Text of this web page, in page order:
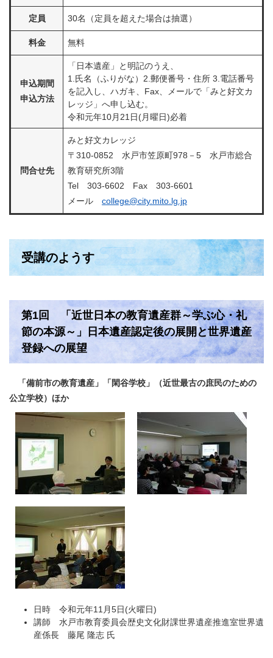
定員 30名（定員を超えた場合は抽選）
料金 無料
申込期間
申込方法
「日本遺産」と明記のうえ、
​1.氏名（ふりがな）2.郵便番号・住所 3.電話番号
を記入し、ハガキ、Fax、メールで「みと好文カ
レッジ」へ申し込む。
令和元年10月21日(月曜日)必着
問合せ先
みと好文カレッジ
〒310-0852 水戸市笠原町978－5 水戸市総合
教育研究所3階
Tel 303-6602 Fax 303-6601
メール college@city.mito.lg.jp
受講のようす
第1回 「近世日本の教育遺産群～学ぶ心・礼
節の本源～」日本遺産認定後の展開と世界遺産
登録への展望
「備前市の教育遺産」「閑谷学校」（近世最古の庶民のための
公立学校）ほか
日時 令和元年11月5日(火曜日)
講師 水戸市教育委員会歴史文化財課世界遺産推進室世界遺
産係長 藤尾 隆志 氏